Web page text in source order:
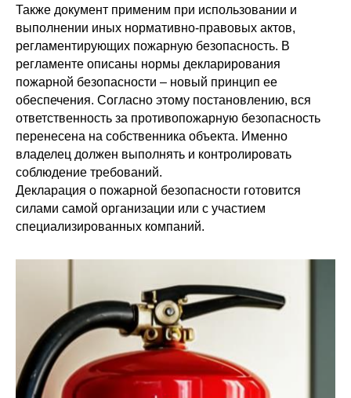
Также документ применим при использовании и
выполнении иных нормативно-правовых актов,
регламентирующих пожарную безопасность. В
регламенте описаны нормы декларирования
пожарной безопасности – новый принцип ее
обеспечения. Согласно этому постановлению, вся
ответственность за противопожарную безопасность
перенесена на собственника объекта. Именно
владелец должен выполнять и контролировать
соблюдение требований.
Декларация о пожарной безопасности готовится
силами самой организации или с участием
специализированных компаний.